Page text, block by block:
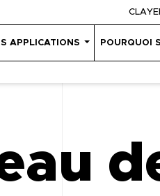
APPLICATIONS POURQUOI